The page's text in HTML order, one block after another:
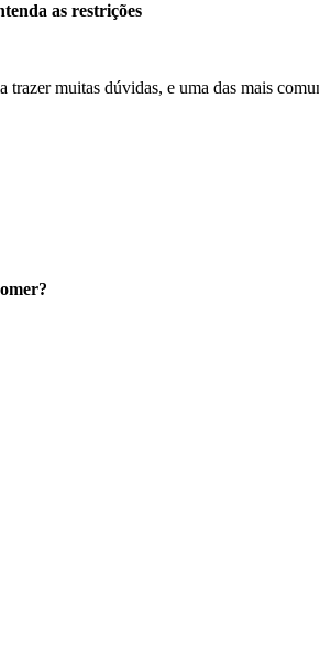
as restrições
trazer muitas dúvidas, e uma das mais